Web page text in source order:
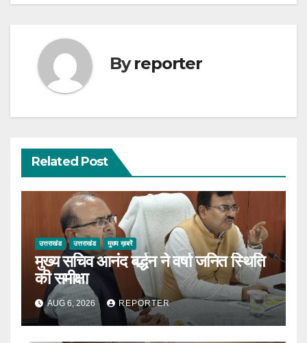
Byreporter
Related Post
उत्तराखंड उत्तराखंड मुख्य ख़बरें
मुख्य सचिव आनंद बर्द्धन ने वर्षा जनित स्थिति
की समीक्षा
AUG 6, 2026 REPORTER